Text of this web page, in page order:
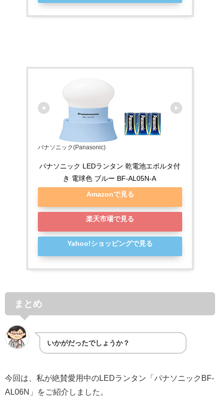
パナソニック(Panasonic)
パナソニック LEDランタン 乾電池エボルタ付
き 電球色 ブルー BF-AL05N-A
Amazonで見る
楽天市場で見る
Yahoo!ショッピングで見る
まとめ
いかがだったでしょうか？
今回は、私が絶賛愛用中のLEDランタン「パナソニックBF-
AL06N」をご紹介しました。